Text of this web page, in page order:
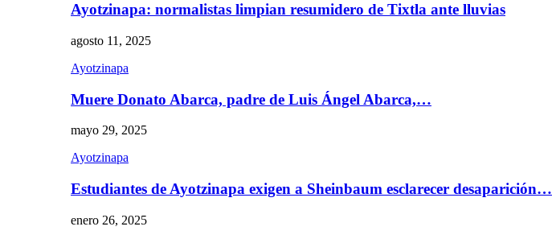
Ayotzinapa: normalistas limpian resumidero de Tixtla ante lluvias
agosto 11, 2025
Ayotzinapa
Muere Donato Abarca, padre de Luis Ángel Abarca,…
mayo 29, 2025
Ayotzinapa
Estudiantes de Ayotzinapa exigen a Sheinbaum esclarecer desaparición…
enero 26, 2025